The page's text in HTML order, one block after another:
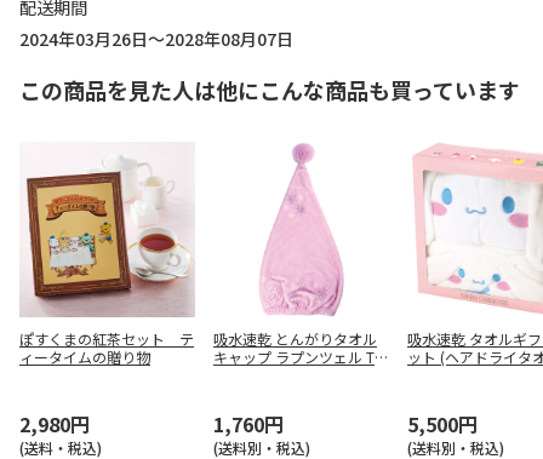
配送期間
2024年03月26日～2028年08月07日
この商品を見た人は他にこんな商品も買っています
ぽすくまの紅茶セット テ
ィータイムの贈り物
2,980円
(送料・税込)
吸水速乾 とんがりタオル
キャップ ラプンツェル TO
1,760円
(送料別・税込)
吸水速乾 タオルギ
ット (ヘアドライタ
5,500円
(送料別・税込)